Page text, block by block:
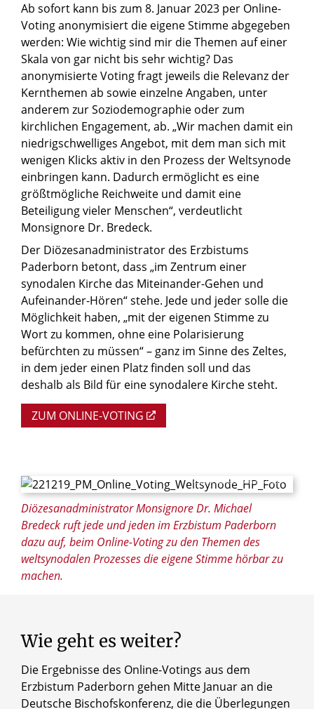
© Besim Mazhiqi/Erzbistum Paderborn
Diözesanadministrator Monsignore Dr. Michael
Bredeck ruft jede und jeden im Erzbistum Paderborn
dazu auf, beim Online-Voting zu den Themen des
weltsynodalen Prozesses die eigene Stimme hörbar zu
machen.
Ab sofort kann bis zum 8. Januar 2023 per Online-
Voting anonymisiert die eigene Stimme abgegeben
werden: Wie wichtig sind mir die Themen auf einer
Skala von gar nicht bis sehr wichtig? Das
anonymisierte Voting fragt jeweils die Relevanz der
Kernthemen ab sowie einzelne Angaben, unter
anderem zur Soziodemographie oder zum
kirchlichen Engagement, ab. „Wir machen damit ein
niedrigschwelliges Angebot, mit dem man sich mit
wenigen Klicks aktiv in den Prozess der Weltsynode
einbringen kann. Dadurch ermöglicht es eine
größtmögliche Reichweite und damit eine
Beteiligung vieler Menschen“, verdeutlicht
Monsignore Dr. Bredeck.
Der Diözesanadministrator des Erzbistums
Paderborn betont, dass „im Zentrum einer
synodalen Kirche das Miteinander-Gehen und
Aufeinander-Hören“ stehe. Jede und jeder solle die
Möglichkeit haben, „mit der eigenen Stimme zu
Wort zu kommen, ohne eine Polarisierung
befürchten zu müssen“ – ganz im Sinne des Zeltes,
in dem jeder einen Platz finden soll und das
deshalb als Bild für eine synodalere Kirche steht.
ZUM ONLINE-VOTING
Wie geht es weiter?
Die Ergebnisse des Online-Votings aus dem
Erzbistum Paderborn gehen Mitte Januar an die
Deutsche Bischofskonferenz, die die Überlegungen